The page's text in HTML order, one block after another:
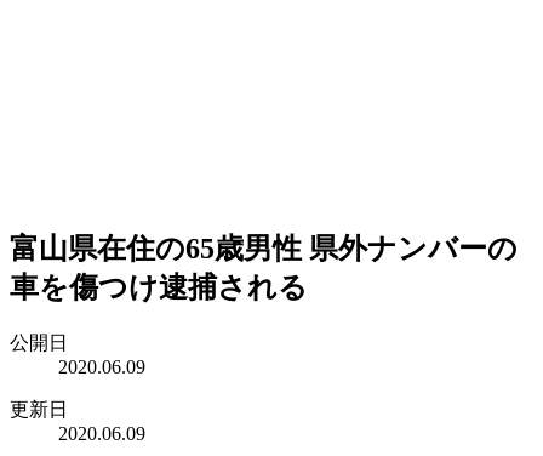
富山県在住の65歳男性 県外ナンバーの
車を傷つけ逮捕される
公開日
2020.06.09
更新日
2020.06.09